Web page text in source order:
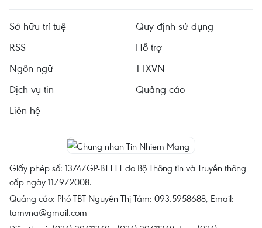
Sở hữu trí tuệ
Quy định sử dụng
RSS
Hỗ trợ
Ngôn ngữ
TTXVN
Dịch vụ tin
Quảng cáo
Liên hệ
Giấy phép số: 1374/GP-BTTTT do Bộ Thông tin và Truyền thông
cấp ngày 11/9/2008.
Quảng cáo: Phó TBT Nguyễn Thị Tám: 093.5958688, Email:
tamvna@gmail.com